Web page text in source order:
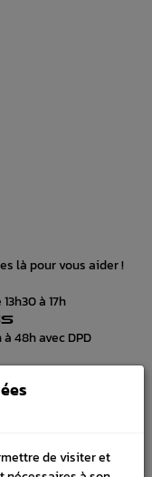
là pour vous aider !
à 17h
48h avec DPD
de visiter et